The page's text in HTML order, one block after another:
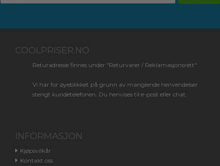
COOLPRISER.NO
Returadresse finnes under "Returvarer / Reklamasjonsrett"
Vi har for øyeblikket på grunn av manglende henvendelser
stengt kundetelefonen. Du henvises til e-post eller chat.
INFORMASJON
Kjøpsvilkår
Kontakt oss